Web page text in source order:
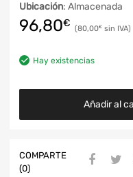
Ubicación: Almacenada
96,80€ 80,00€
Hay existencias
Añadir al
COMPARTE
(0)